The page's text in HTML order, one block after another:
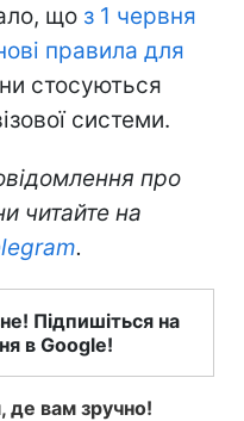
що з 1 червня
правила для
стосуються
системи.
про
читайте на
.
Підпишіться на
в Google!
де вам зручно!